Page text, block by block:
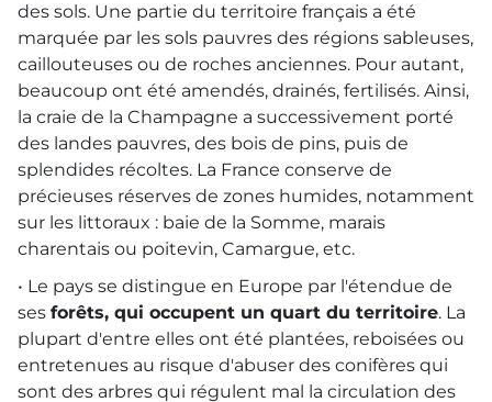
des sols. Une partie du territoire français a été
marquée par les sols pauvres des régions sableuses,
caillouteuses ou de roches anciennes. Pour autant,
beaucoup ont été amendés, drainés, fertilisés. Ainsi,
la craie de la Champagne a successivement porté
des landes pauvres, des bois de pins, puis de
splendides récoltes. La France conserve de
précieuses réserves de zones humides, notamment
sur les littoraux : baie de la Somme, marais
charentais ou poitevin, Camargue, etc.
• Le pays se distingue en Europe par l'étendue de
ses forêts, qui occupent un quart du territoire. La
plupart d'entre elles ont été plantées, reboisées ou
entretenues au risque d'abuser des conifères qui
sont des arbres qui régulent mal la circulation des